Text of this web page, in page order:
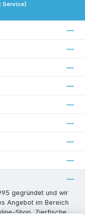
Service)
gegründet und wir
Angebot im Bereich
Shop, Zierfische,